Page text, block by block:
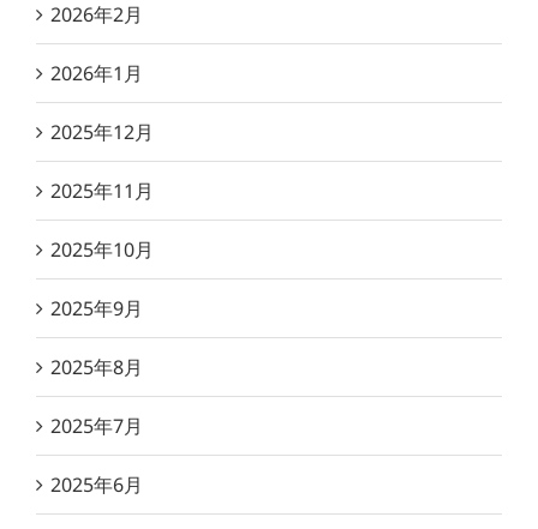
2026年2月
2026年1月
2025年12月
2025年11月
2025年10月
2025年9月
2025年8月
2025年7月
2025年6月